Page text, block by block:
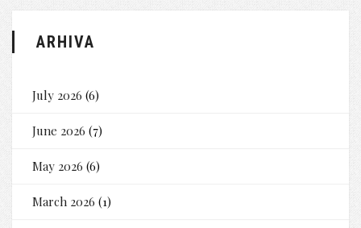
ARHIVA
July 2026 (6)
June 2026 (7)
May 2026 (6)
March 2026 (1)